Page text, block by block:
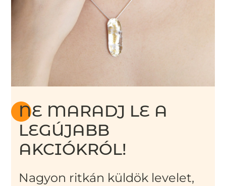
NE MARADJ LE A
LEGÚJABB
AKCIÓKRÓL!
Nagyon ritkán küldök levelet,